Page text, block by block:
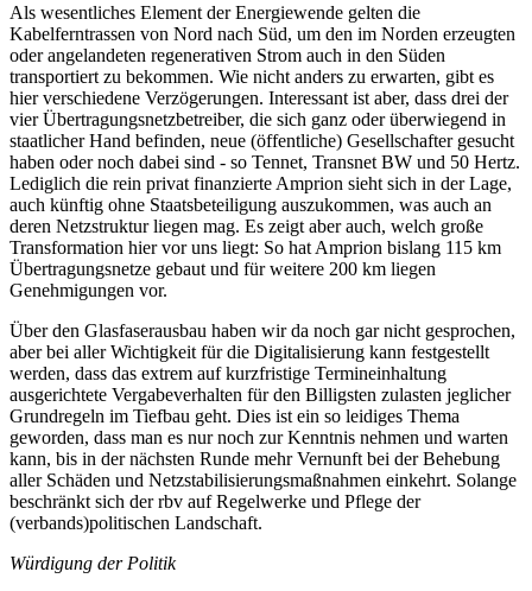
Als wesentliches Element der Energiewende gelten die
Kabelferntrassen von Nord nach Süd, um den im Norden erzeugten
oder angelandeten regenerativen Strom auch in den Süden
transportiert zu bekommen. Wie nicht anders zu erwarten, gibt es
hier verschiedene Verzögerungen. Interessant ist aber, dass drei der
vier Übertragungsnetzbetreiber, die sich ganz oder überwiegend in
staatlicher Hand befinden, neue (öffentliche) Gesellschafter gesucht
haben oder noch dabei sind - so Tennet, Transnet BW und 50 Hertz.
Lediglich die rein privat finanzierte Amprion sieht sich in der Lage,
auch künftig ohne Staatsbeteiligung auszukommen, was auch an
deren Netzstruktur liegen mag. Es zeigt aber auch, welch große
Transformation hier vor uns liegt: So hat Amprion bislang 115 km
Übertragungsnetze gebaut und für weitere 200 km liegen
Genehmigungen vor.
Über den Glasfaserausbau haben wir da noch gar nicht gesprochen,
aber bei aller Wichtigkeit für die Digitalisierung kann festgestellt
werden, dass das extrem auf kurzfristige Termineinhaltung
ausgerichtete Vergabeverhalten für den Billigsten zulasten jeglicher
Grundregeln im Tiefbau geht. Dies ist ein so leidiges Thema
geworden, dass man es nur noch zur Kenntnis nehmen und warten
kann, bis in der nächsten Runde mehr Vernunft bei der Behebung
aller Schäden und Netzstabilisierungsmaßnahmen einkehrt. Solange
beschränkt sich der rbv auf Regelwerke und Pflege der
(verbands)politischen Landschaft.
Würdigung der Politik